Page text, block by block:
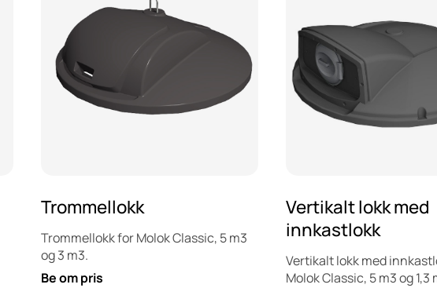
Trommellokk
Trommellokk for Molok Classic, 5 m3
og 3 m3.
Be om pris
Vertikalt lokk med
innkastlokk
Vertikalt lokk med
Molok Classic, 5 m3 og 1,3